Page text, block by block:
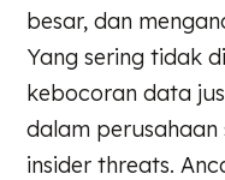
besar, dan
Yang sering tidak
kebocoran data
dalam
insider threats.